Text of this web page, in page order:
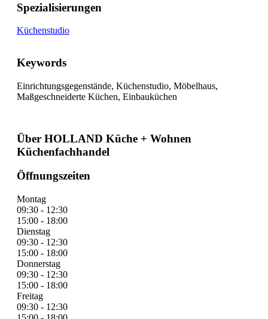
Spezialisierungen
Küchenstudio
Keywords
Einrichtungsgegenstände, Küchenstudio, Möbelhaus,
Maßgeschneiderte Küchen, Einbauküchen
Über HOLLAND Küche + Wohnen
Küchenfachhandel
Öffnungszeiten
Montag
09:30 - 12:30
15:00 - 18:00
Dienstag
09:30 - 12:30
15:00 - 18:00
Donnerstag
09:30 - 12:30
15:00 - 18:00
Freitag
09:30 - 12:30